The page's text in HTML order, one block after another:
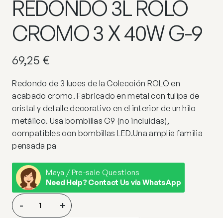
REDONDO 3L ROLO
CROMO 3 X 40W G-9
69,25 €
Redondo de 3 luces de la Colección ROLO en
acabado cromo. Fabricado en metal con tulipa de
cristal y detalle decorativo en el interior de un hilo
metálico. Usa bombillas G9 (no incluidas),
compatibles con bombillas LED.Una amplia familia
pensada pa
Maya / Pre-sale Questions
Need Help? Contact Us via WhatsApp
REDONDO
3L - +